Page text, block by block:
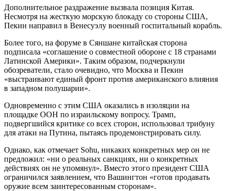
Дополнительное раздражение вызвала позиция Китая.
Несмотря на жесткую морскую блокаду со стороны США,
Пекин направил в Венесуэлу военный госпитальный корабль.
Более того, на форуме в Сяншане китайская сторона
подписала «соглашение о совместной обороне с 18 странами
Латинской Америки». Таким образом, подчеркнули
обозреватели, стало очевидно, что Москва и Пекин
«выстраивают единый фронт против американского влияния
в западном полушарии».
Одновременно с этим США оказались в изоляции на
площадке ООН по израильскому вопросу. Трамп,
подвергшийся критике со всех сторон, использовал трибуну
для атаки на Путина, пытаясь продемонстрировать силу.
Однако, как отмечает Sohu, никаких конкретных мер он не
предложил: «ни о реальных санкциях, ни о конкретных
действиях он не упомянул». Вместо этого президент США
ограничился заявлением, что Вашингтон «готов продавать
оружие всем заинтересованным сторонам».